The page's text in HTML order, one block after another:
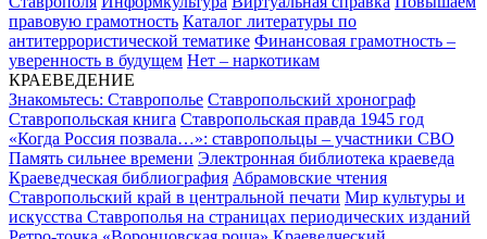
правовую грамотность Каталог литературы по
антитеррористической тематике Финансовая грамотность –
уверенность в будущем Нет – наркотикам
КРАЕВЕДЕНИЕ
Знакомьтесь: Ставрополье Ставропольский хронограф
Ставропольская книга Ставропольская правда 1945 год
«Когда Россия позвала…»: ставропольцы – участники СВО
Память сильнее времени Электронная библиотека краеведа
Краеведческая библиография Абрамовские чтения
Ставропольский край в центральной печати Мир культуры и
искусства Ставрополья на страницах периодических изданий